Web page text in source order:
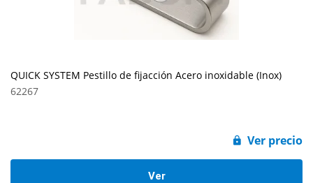
QUICK SYSTEM Pestillo de fijacción Acero inoxidable (Inox)
62267
Ver precio
Ver